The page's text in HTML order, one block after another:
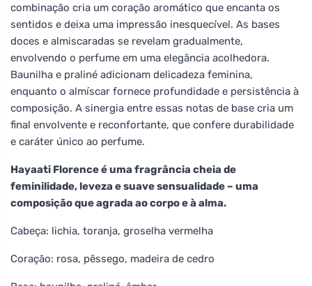
combinação cria um coração aromático que encanta os
sentidos e deixa uma impressão inesquecível. As bases
doces e almiscaradas se revelam gradualmente,
envolvendo o perfume em uma elegância acolhedora.
Baunilha e praliné adicionam delicadeza feminina,
enquanto o almíscar fornece profundidade e persistência à
composição. A sinergia entre essas notas de base cria um
final envolvente e reconfortante, que confere durabilidade
e caráter único ao perfume.
Hayaati Florence é uma fragrância cheia de
feminilidade, leveza e suave sensualidade – uma
composição que agrada ao corpo e à alma.
Cabeça: lichia, toranja, groselha vermelha
Coração: rosa, pêssego, madeira de cedro